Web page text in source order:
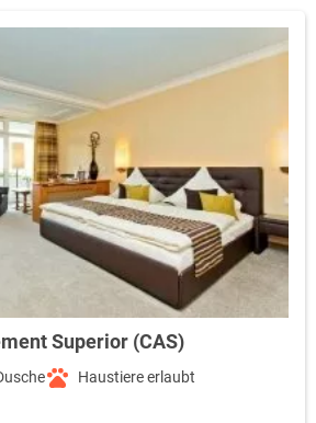
Superior (CAS)
Haustiere erlaubt